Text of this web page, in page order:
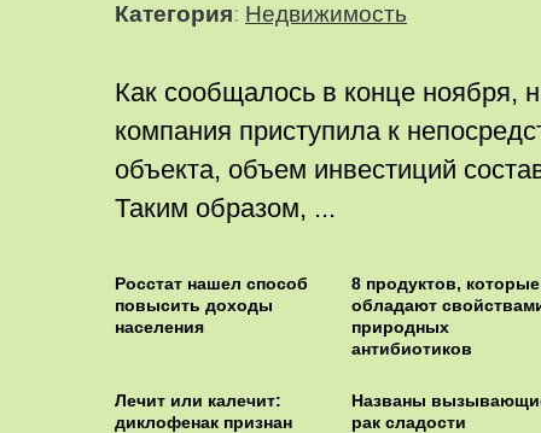
Категория: Недвижимость
Как сообщалось в конце ноября,
компания приступила к
объекта, объем инвестиций
Таким образом, ...
Росстат нашел способ
повысить доходы
населения
8 продуктов, которые
обладают
природных
антибиотиков
Лечит или калечит:
диклофенак признан
Названы
рак сладости